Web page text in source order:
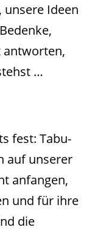
Ideen
antworten,
…
fest: Tabu-
auf unserer
anfangen,
und für ihre
die